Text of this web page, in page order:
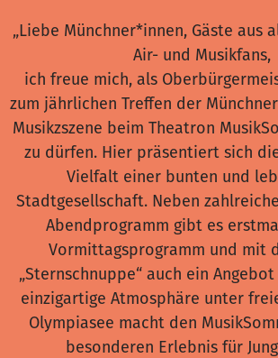
„Liebe Münchner*innen, Gäste aus
Air- und Musikfans,
ich freue mich, als
zum jährlichen Treffen der
Musikzszene beim Theatron
zu dürfen. Hier präsentiert sich
Vielfalt einer bunten und
Stadtgesellschaft. Neben
Abendprogramm gibt es
Vormittagsprogramm und mit
„Sternschnuppe“ auch ein
einzigartige Atmosphäre unter
Olympiasee macht den
besonderen Erlebnis für